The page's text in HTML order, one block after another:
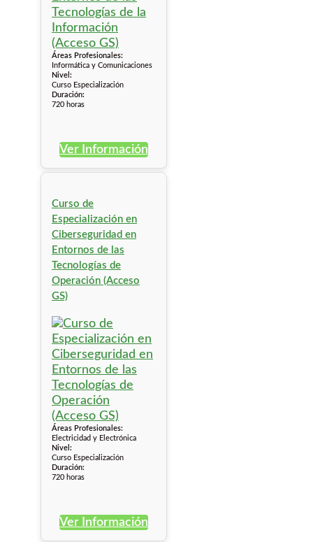
Áreas Profesionales:
Informática y Comunicaciones
Nivel:
Curso Especialización
Duración:
720 horas
Ver Información
Curso de
Especialización en
Ciberseguridad en
Entornos de las
Tecnologías de
Operación (Acceso
GS)
Áreas Profesionales:
Electricidad y Electrónica
Nivel:
Curso Especialización
Duración:
720 horas
Ver Información